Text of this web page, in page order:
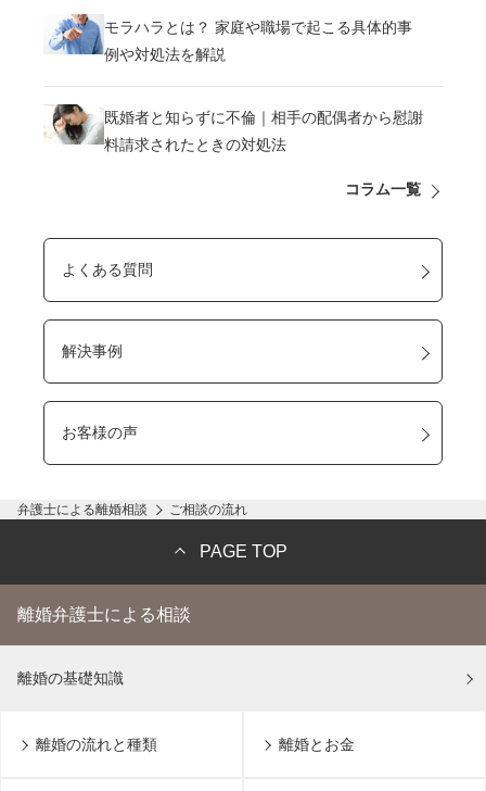
モラハラとは？ 家庭や職場で起こる具体的事
例や対処法を解説
既婚者と知らずに不倫｜相手の配偶者から慰謝
料請求されたときの対処法
コラム一覧
よくある質問
解決事例
お客様の声
弁護士による離婚相談 ご相談の流れ
PAGE TOP
離婚弁護士による相談
離婚の基礎知識
離婚の流れと種類 離婚とお金